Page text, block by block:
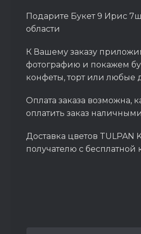
Подарите Букет 9 Ирис
области
К Вашему заказу
фотографию и покажем
конфеты, торт или любые
Оплата заказа возможна,
оплатить заказ
Доставка цветов TULPAN
получателю с бесплатной